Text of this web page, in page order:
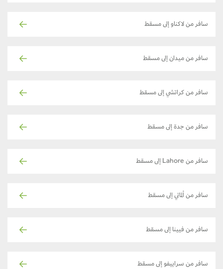
سافر من لاكناو إلى مسقط
سافر من ميدان إلى مسقط
سافر من كراتشي إلى مسقط
سافر من جدة إلى مسقط
سافر من Lahore إلى مسقط
سافر من ألماتي إلى مسقط
سافر من فيينا إلى مسقط
سافر من سراييفو إلى مسقط